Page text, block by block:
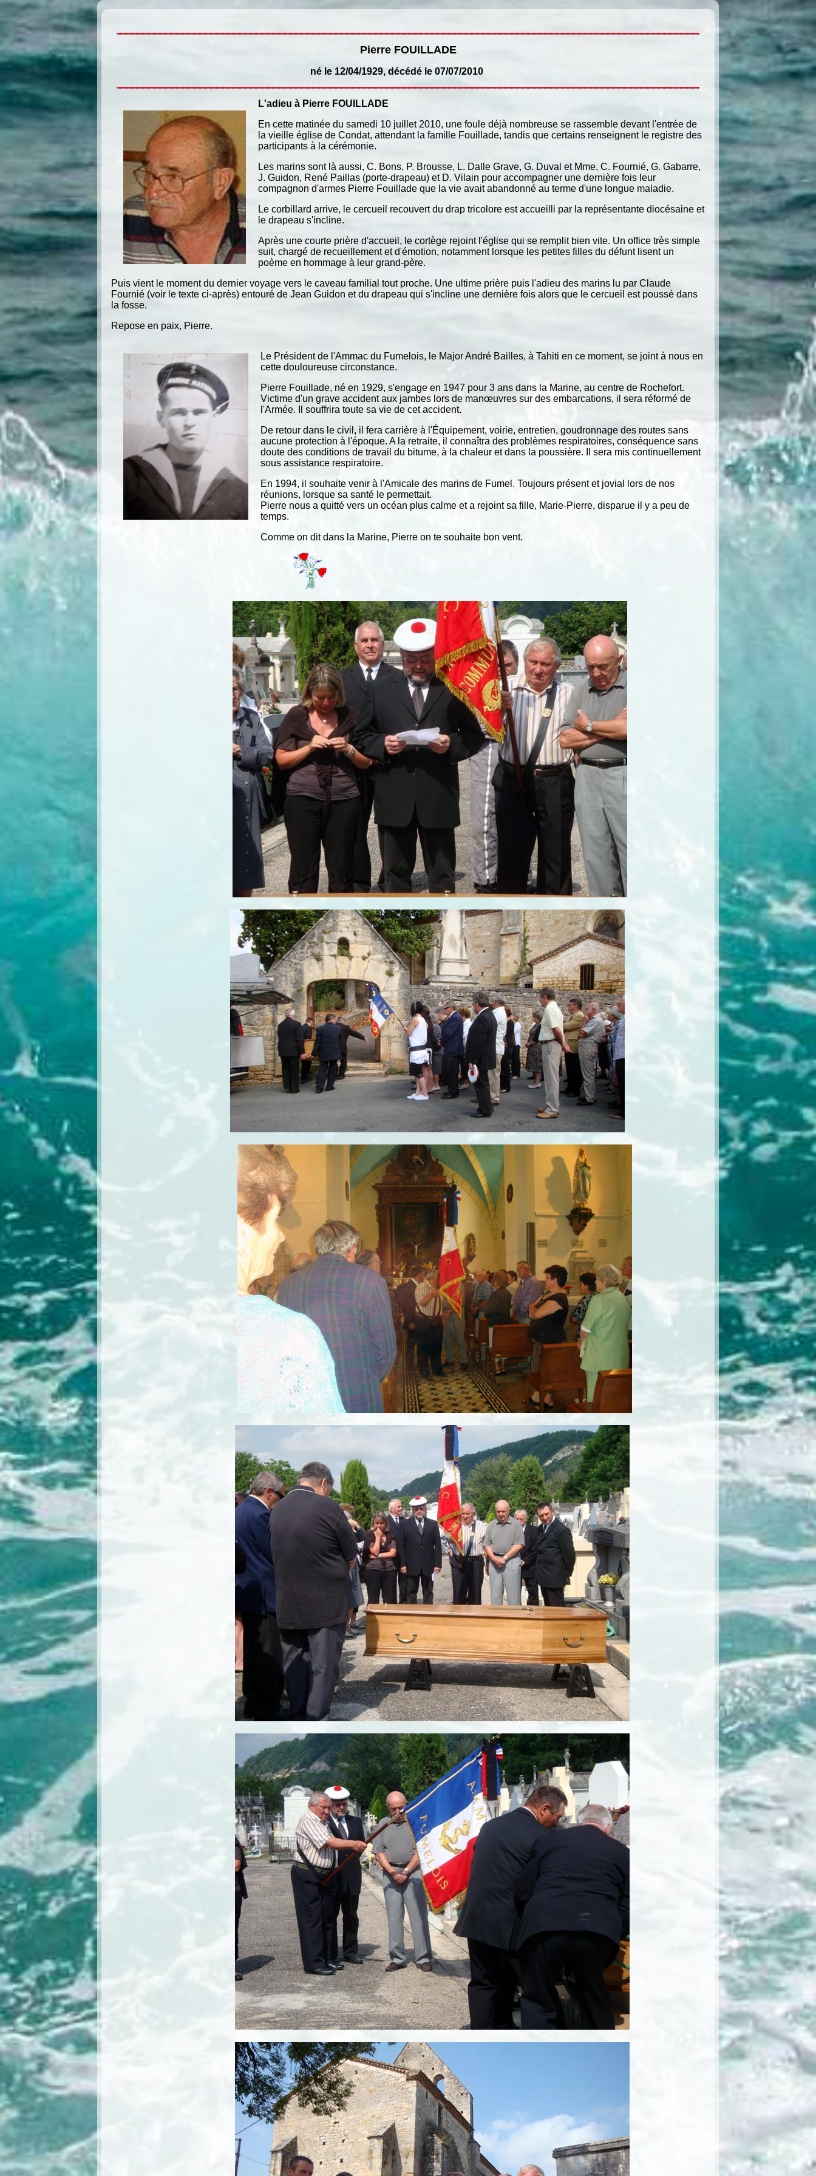
Pierre FOUILLADE
né le 12/04/1929, décédé le 07/07/2010
L'adieu à Pierre FOUILLADE
En cette matinée du samedi 10 juillet 2010, une foule déjà nombreuse se rassemble devant l'entrée de
la vieille église de Condat, attendant la famille Fouillade, tandis que certains renseignent le registre des
participants à la cérémonie.
Les marins sont là aussi, C. Bons, P. Brousse, L. Dalle Grave, G. Duval et Mme, C. Fournié, G. Gabarre,
J. Guidon, René Paillas (porte-drapeau) et D. Vilain pour accompagner une dernière fois leur
compagnon d'armes Pierre Fouillade que la vie avait abandonné au terme d'une longue maladie.
Le corbillard arrive, le cercueil recouvert du drap tricolore est accueilli par la représentante diocésaine et
le drapeau s'incline.
Après une courte prière d'accueil, le cortège rejoint l'église qui se remplit bien vite. Un office très simple
suit, chargé de recueillement et d'émotion, notamment lorsque les petites filles du défunt lisent un
poème en hommage à leur grand-père.
Puis vient le moment du dernier voyage vers le caveau familial tout proche. Une ultime prière puis l'adieu des marins lu par Claude
Fournié (voir le texte ci-après) entouré de Jean Guidon et du drapeau qui s'incline une dernière fois alors que le cercueil est poussé dans
la fosse.
Repose en paix, Pierre.
Le Président de l'Ammac du Fumelois, le Major André Bailles, à Tahiti en ce moment, se joint à nous en
cette douloureuse circonstance.
Pierre Fouillade, né en 1929, s'engage en 1947 pour 3 ans dans la Marine, au centre de Rochefort.
Victime d'un grave accident aux jambes lors de manœuvres sur des embarcations, il sera réformé de
l'Armée. Il souffrira toute sa vie de cet accident.
De retour dans le civil, il fera carrière à l'Équipement, voirie, entretien, goudronnage des routes sans
aucune protection à l'époque. A la retraite, il connaîtra des problèmes respiratoires, conséquence sans
doute des conditions de travail du bitume, à la chaleur et dans la poussière. Il sera mis continuellement
sous assistance respiratoire.
En 1994, il souhaite venir à l'Amicale des marins de Fumel. Toujours présent et jovial lors de nos
réunions, lorsque sa santé le permettait.
Pierre nous a quitté vers un océan plus calme et a rejoint sa fille, Marie-Pierre, disparue il y a peu de
temps.
Comme on dit dans la Marine, Pierre on te souhaite bon vent.